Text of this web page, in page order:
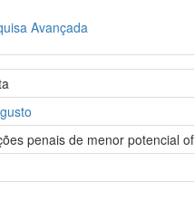
Avançada
penais de menor potencial